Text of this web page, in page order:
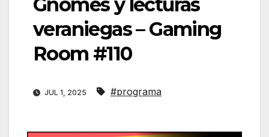
Gnomes y lecturas
veraniegas – Gaming
Room #110
JUL 1, 2025 #programa